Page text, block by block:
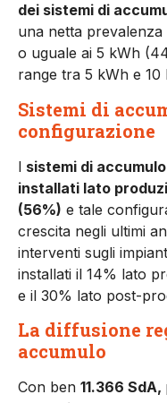
dei sistemi di
una netta prevalenza
o uguale ai 5 kWh
range tra 5 kWh e
Sistemi di
configurazione
I sistemi di
installati lato
(56%) e tale
crescita negli ultimi
interventi sugli
installati il 14% lato
e il 30% lato post-
La diffusione
accumulo
Con ben 11.366 SdA,